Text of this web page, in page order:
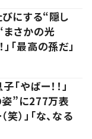
にする“隠し
まさかの光
「最高の孫だ」
やばー！！」
”に277万表
）」「な、なる